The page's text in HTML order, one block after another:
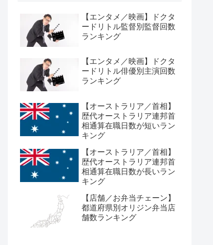
【エンタメ／映画】ドクタ
ードリトル監督別監督回数
ランキング
【エンタメ／映画】ドクタ
ードリトル俳優別主演回数
ランキング
【オーストラリア／首相】
歴代オーストラリア連邦首
相通算在職日数が短いラン
キング
【オーストラリア／首相】
歴代オーストラリア連邦首
相通算在職日数が長いラン
キング
【店舗／お弁当チェーン】
都道府県別オリジン弁当店
舗数ランキング